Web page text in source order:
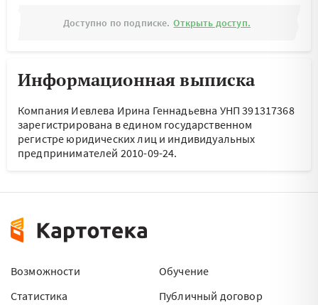
Доступно по подписке. Открыть доступ.
Информационная выписка
Компания Иевлева Ирина Геннадьевна УНП 391317368
зарегистрирована в едином государственном
регистре юридических лиц и индивидуальных
предпринимателей 2010-09-24.
Возможности
Статистика
Обучение
Публичный договор